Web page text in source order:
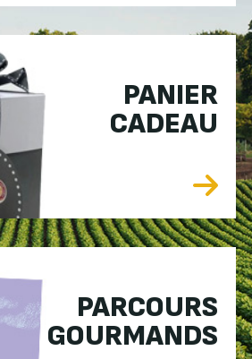
PANIER
CADEAU
PARCOURS
GOURMANDS